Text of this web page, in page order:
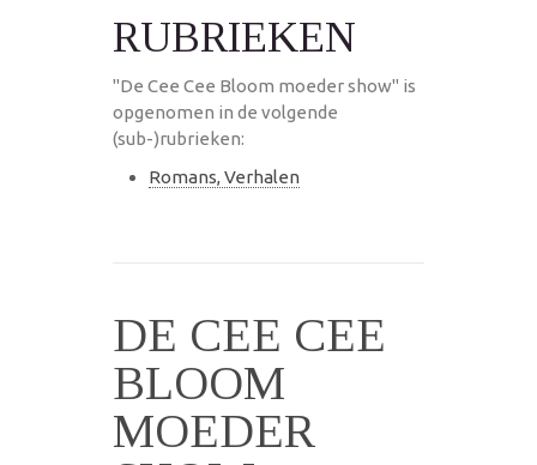
RUBRIEKEN
"De Cee Cee Bloom moeder show" is
opgenomen in de volgende
(sub-)rubrieken:
Romans, Verhalen
DE CEE CEE
BLOOM
MOEDER